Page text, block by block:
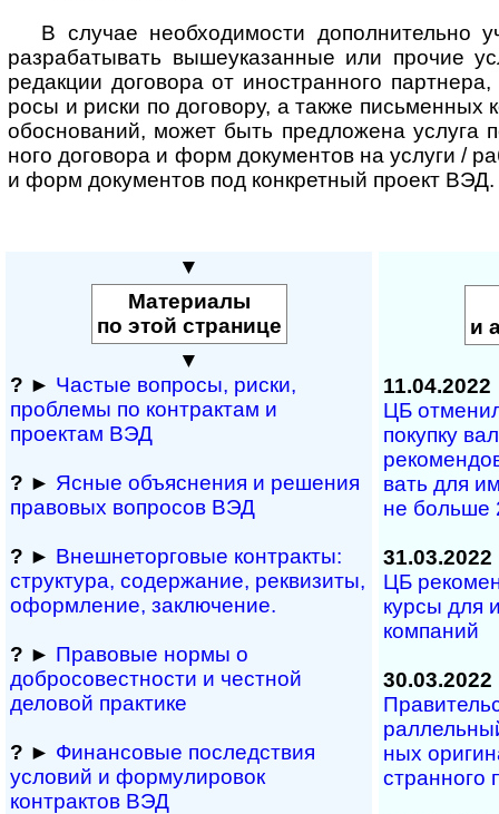
В случае необходимости дополнительно
разрабатывать выше­ука­зан­ные или про­чие
редак­ции дого­вора от ино­ст­ран­ного
росы и риски по дого­вору, а также пись­мен­ных
обо­сно­ва­ний, может быть пре­д­ло­жена услуга
ного дого­вора и форм доку­мен­тов на услуги /
и форм доку­мен­тов под кон­к­рет­ный про­ект ВЭД.
▼
Материалы
по этой странице
▼
? ► Частые вопросы, рис­ки,
проблемы по конт­рактам и
проектам ВЭД
? ► Ясные объяснения и решения
правовых вопросов ВЭД
? ► Внешнеторговые контракты:
структура, содержание, реквизиты,
оформление, заключение.
? ► Правовые нормы о
добросовестности и чест­ной
деловой практике
? ► Финансовые последствия
условий и формулировок
контрактов ВЭД
и
11.04.2022
ЦБ
покупку
вать для
не больше
31.03.2022
ЦБ
курсы для
ком­па­ний
30.03.2022
ных
стран­но­го